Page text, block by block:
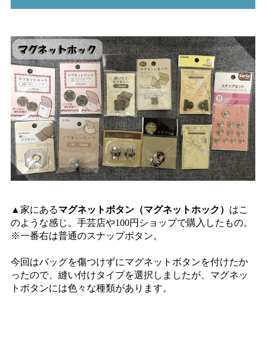
▲家にあるマグネットボタン（マグネットホック） はこ
のような感じ。手芸店や100円ショップで購入したもの。
※一番右は普通のスナップボタン。
今回はバッグを傷つけずにマグネットボタンを付けたか
ったので、縫い付けタイプを選択しましたが、マグネッ
トボタンには色々な種類があります。